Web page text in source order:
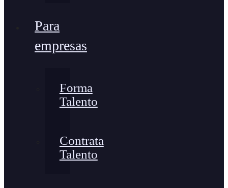
Para
empresas
Forma
Talento
Contrata
Talento